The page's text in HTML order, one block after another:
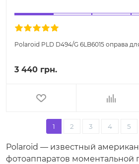
Polaroid PLD D494/G 6LB6015 оправа
3 440 грн.
1 2 3 4 5
Polaroid — известный
фотоаппаратов моментальной